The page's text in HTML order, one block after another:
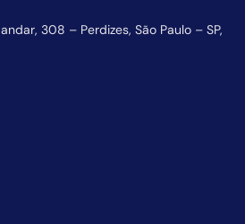
308 – Perdizes, São Paulo – SP,